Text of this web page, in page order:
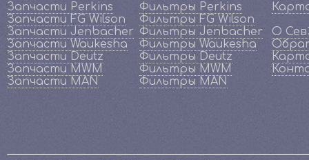
Запчасти Perkins
Запчасти FG Wilson
Запчасти Jenbacher
Запчасти Waukesha
Запчасти Deutz
Запчасти MWM
Запчасти MAN
Фильтры Perkins
Фильтры FG Wilson
Фильтры Jenbacher
Фильтры Waukesha
Фильтры Deutz
Фильтры MWM
Фильтры MAN
О